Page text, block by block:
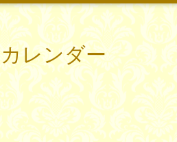
カレンダー